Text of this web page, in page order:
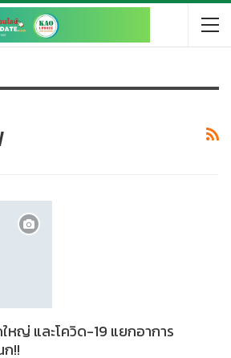
หญ่ และโควิด-19 แยกอาการ
ก!!